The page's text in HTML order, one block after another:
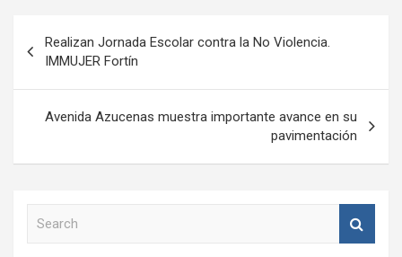
de
entradas
Realizan Jornada Escolar contra la No Violencia.
IMMUJER Fortín
Avenida Azucenas muestra importante avance en su
pavimentación